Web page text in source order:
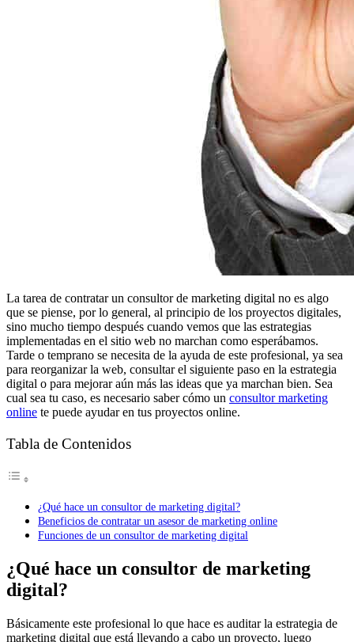
La tarea de contratar un consultor de marketing digital no es algo
que se piense, por lo general, al principio de los proyectos digitales,
sino mucho tiempo después cuando vemos que las estrategias
implementadas en el sitio web no marchan como esperábamos.
Tarde o temprano se necesita de la ayuda de este profesional, ya sea
para reorganizar la web, consultar el siguiente paso en la estrategia
digital o para mejorar aún más las ideas que ya marchan bien. Sea
cual sea tu caso, es necesario saber cómo un consultor marketing
online te puede ayudar en tus proyectos online.
Tabla de Contenidos
¿Qué hace un consultor de marketing digital?
Beneficios de contratar un asesor de marketing online
Funciones de un consultor de marketing digital
¿Qué hace un consultor de marketing
digital?
Básicamente este profesional lo que hace es auditar la estrategia de
marketing digital que está llevando a cabo un proyecto, luego